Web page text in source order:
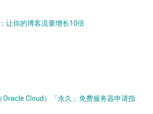
让你的博客流量增长10倍
Oracle Cloud）「永久」免费服务器申请指